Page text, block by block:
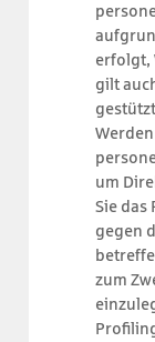
erfolgt,
gilt
um
Sie das
gegen
zum